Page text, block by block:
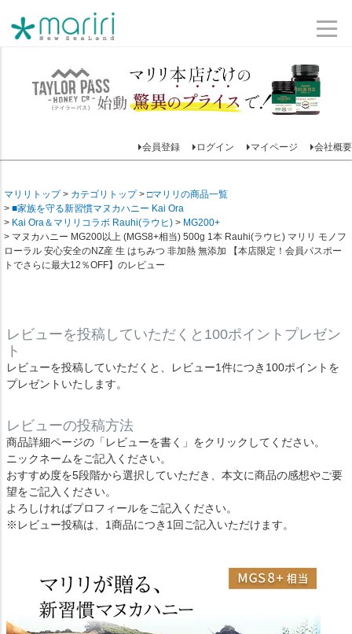
会員登録 ログイン マイページ 会社概要
マリリトップ カテゴリトップ
□マリリの商品一覧
■家族を守る新習慣マヌカハニー Kai Ora
Kai Ora＆マリリコラボ Rauhi(ラウヒ)
MG200+
マヌカハニー MG200以上 (MGS8+相当) 500g 1本 Rauhi(ラウヒ) マリリ モノフ
ローラル 安心安全のNZ産 生 はちみつ 非加熱 無添加 【本店限定！会員パスポー
トでさらに最大12％OFF】のレビュー
レビューを投稿していただくと100ポイントプレゼン
ト
レビューを投稿していただくと、レビュー1件につき100ポイントを
プレゼントいたします。
レビューの投稿方法
商品詳細ページの「レビューを書く」をクリックしてください。
ニックネームをご記入ください。
おすすめ度を5段階から選択していただき、本文に商品の感想やご要
望をご記入ください。
よろしければプロフィールをご記入ください。
※レビュー投稿は、1商品につき1回ご記入いただけます。